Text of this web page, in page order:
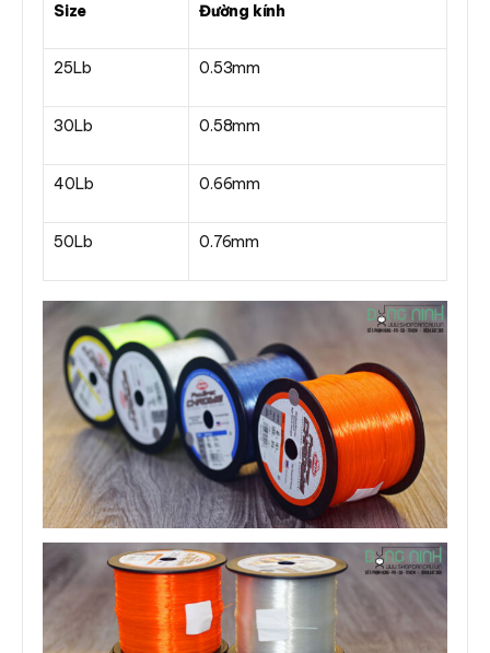
Size Đường kính
25Lb 0.53mm
30Lb 0.58mm
40Lb 0.66mm
50Lb 0.76mm